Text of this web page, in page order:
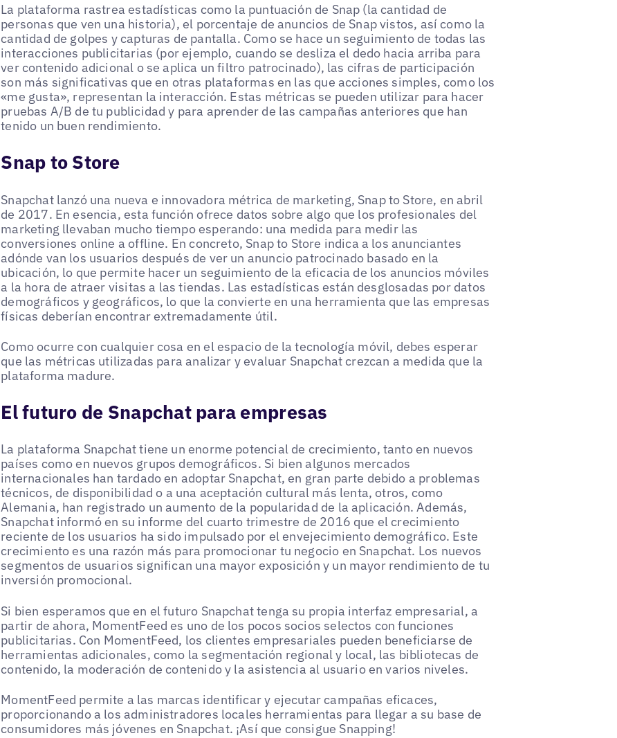
La plataforma rastrea estadísticas como la puntuación de Snap (la cantidad de
personas que ven una historia), el porcentaje de anuncios de Snap vistos, así como la
cantidad de golpes y capturas de pantalla. Como se hace un seguimiento de todas las
interacciones publicitarias (por ejemplo, cuando se desliza el dedo hacia arriba para
ver contenido adicional o se aplica un filtro patrocinado), las cifras de participación
son más significativas que en otras plataformas en las que acciones simples, como los
«me gusta», representan la interacción. Estas métricas se pueden utilizar para hacer
pruebas A/B de tu publicidad y para aprender de las campañas anteriores que han
tenido un buen rendimiento.
Snap to Store
Snapchat lanzó una nueva e innovadora métrica de marketing, Snap to Store, en abril
de 2017. En esencia, esta función ofrece datos sobre algo que los profesionales del
marketing llevaban mucho tiempo esperando: una medida para medir las
conversiones online a offline. En concreto, Snap to Store indica a los anunciantes
adónde van los usuarios después de ver un anuncio patrocinado basado en la
ubicación, lo que permite hacer un seguimiento de la eficacia de los anuncios móviles
a la hora de atraer visitas a las tiendas. Las estadísticas están desglosadas por datos
demográficos y geográficos, lo que la convierte en una herramienta que las empresas
físicas deberían encontrar extremadamente útil.
Como ocurre con cualquier cosa en el espacio de la tecnología móvil, debes esperar
que las métricas utilizadas para analizar y evaluar Snapchat crezcan a medida que la
plataforma madure.
El futuro de Snapchat para empresas
La plataforma Snapchat tiene un enorme potencial de crecimiento, tanto en nuevos
países como en nuevos grupos demográficos. Si bien algunos mercados
internacionales han tardado en adoptar Snapchat, en gran parte debido a problemas
técnicos, de disponibilidad o a una aceptación cultural más lenta, otros, como
Alemania, han registrado un aumento de la popularidad de la aplicación. Además,
Snapchat informó en su informe del cuarto trimestre de 2016 que el crecimiento
reciente de los usuarios ha sido impulsado por el envejecimiento demográfico. Este
crecimiento es una razón más para promocionar tu negocio en Snapchat. Los nuevos
segmentos de usuarios significan una mayor exposición y un mayor rendimiento de tu
inversión promocional.
Si bien esperamos que en el futuro Snapchat tenga su propia interfaz empresarial, a
partir de ahora, MomentFeed es uno de los pocos socios selectos con funciones
publicitarias. Con MomentFeed, los clientes empresariales pueden beneficiarse de
herramientas adicionales, como la segmentación regional y local, las bibliotecas de
contenido, la moderación de contenido y la asistencia al usuario en varios niveles.
MomentFeed permite a las marcas identificar y ejecutar campañas eficaces,
proporcionando a los administradores locales herramientas para llegar a su base de
consumidores más jóvenes en Snapchat. ¡Así que consigue Snapping!